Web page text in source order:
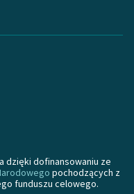
dzięki dofinansowaniu ze
pochodzących z
funduszu celowego.